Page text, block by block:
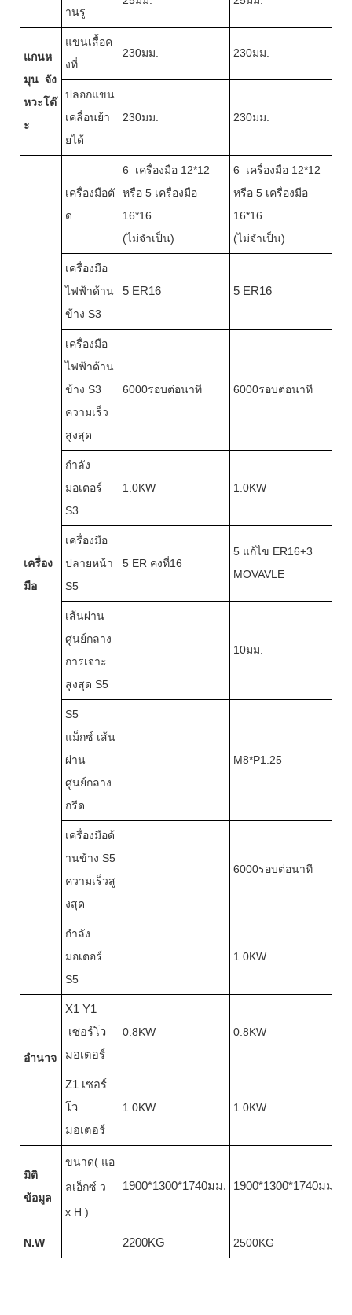
านรู
แกนห
มุน จัง
หวะโต๊
ะ
แขนเสื้อค
งที่
230มม. 230มม.
ปลอกแขน
เคลื่อนย้า
ยได้
230มม. 230มม.
เครื่อง
มือ
เครื่องมือตั
ด
6 เครื่องมือ 12*12
หรือ 5 เครื่องมือ
16*16
(ไม่จำเป็น)
6 เครื่องมือ 12*12
หรือ 5 เครื่องมือ
16*16
(ไม่จำเป็น)
เครื่องมือ
ไฟฟ้าด้าน
ข้าง S3
5 ER16 5 ER16
เครื่องมือ
ไฟฟ้าด้าน
ข้าง S3
ความเร็ว
สูงสุด
6000รอบต่อนาที 6000รอบต่อนาที
กำลัง
มอเตอร์
S3
1.0KW 1.0KW
เครื่องมือ
ปลายหน้า
S5
5 ER คงที่16
5 แก้ไข ER16+3
MOVAVLE
เส้นผ่าน
ศูนย์กลาง
การเจาะ
สูงสุด S5
10มม.
S5
แม็กซ์ เส้น
ผ่าน
ศูนย์กลาง
กรีด
M8*P1.25
เครื่องมือด้
านข้าง S5
ความเร็วสู
งสุด
6000รอบต่อนาที
กำลัง
มอเตอร์
S5
1.0KW
อำนาจ
X1 Y1
เซอร์โว
มอเตอร์
0.8KW 0.8KW
Z1 เซอร์
โว
มอเตอร์
1.0KW 1.0KW
มิติ
ข้อมูล
ขนาด( แอ
ลเอ็กซ์ ว
x H )
1900*1300*1740มม. 1900*1300*1740มม.
N.W 2200KG 2500KG